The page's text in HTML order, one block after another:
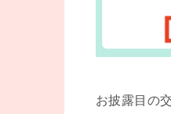
お披露目の